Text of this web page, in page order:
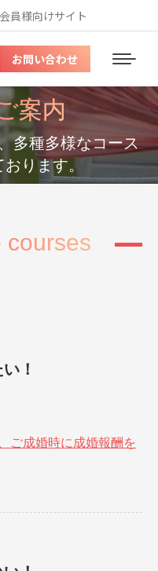
会員様向けサイト
メ
ニ
ュ
お問い合わせ
案内
多種多様なコース
ります。
courses
！
ご成婚時に成婚報酬を